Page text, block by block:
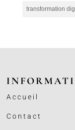
transformation
Accueil
Contact